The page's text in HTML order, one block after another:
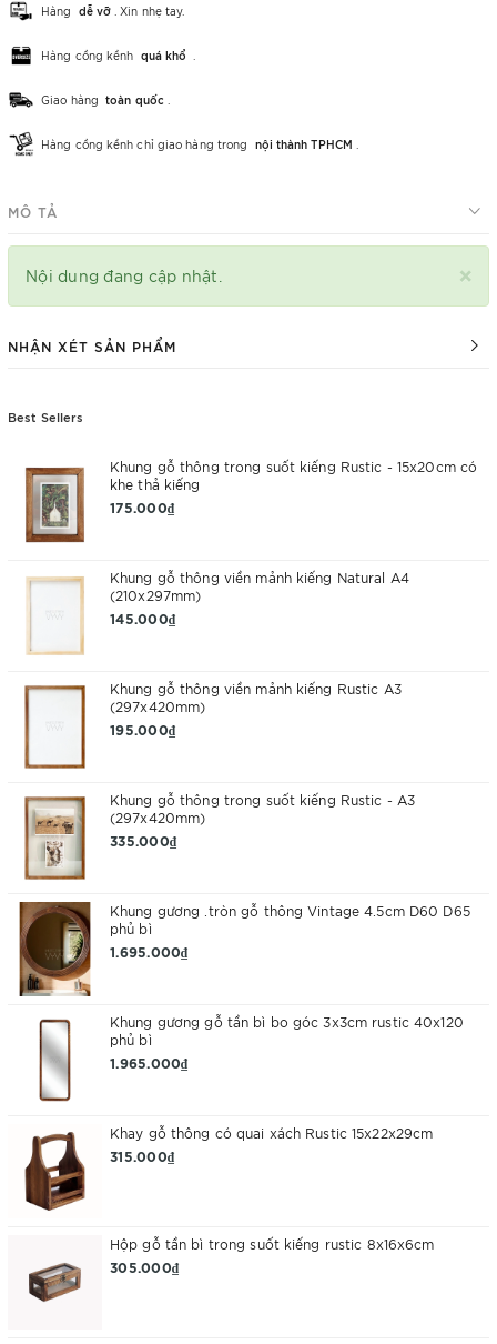
Hàng dễ vỡ . Xin nhẹ tay.
Hàng cồng kềnh quá khổ
Giao hàng toàn quốc
Hàng cồng kềnh chỉ giao hàng trong nội thành TPHCM
MÔ TẢ
×
Nội dung đang cập nhật.
NHẬN XÉT SẢN PHẨM
Best Sellers
Khung gỗ thông trong suốt kiếng Rustic - 15x20cm có
khe thả kiếng
175.000₫
Khung gỗ thông viền mảnh kiếng Natural A4
(210x297mm)
145.000₫
Khung gỗ thông viền mảnh kiếng Rustic A3
(297x420mm)
195.000₫
Khung gỗ thông trong suốt kiếng Rustic - A3
(297x420mm)
335.000₫
Khung gương .tròn gỗ thông Vintage 4.5cm D60 D65
phủ bì
1.695.000₫
Khung gương gỗ tần bì bo góc 3x3cm rustic 40x120
phủ bì
1.965.000₫
Khay gỗ thông có quai xách Rustic 15x22x29cm
315.000₫
Hộp gỗ tần bì trong suốt kiếng rustic 8x16x6cm
305.000₫